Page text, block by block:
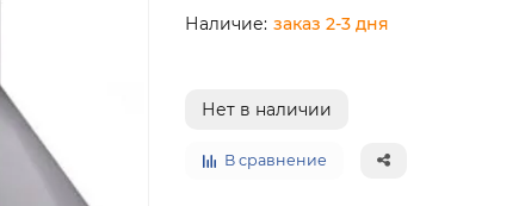
заказ 2-3 дня
Нет в наличии
В сравнение